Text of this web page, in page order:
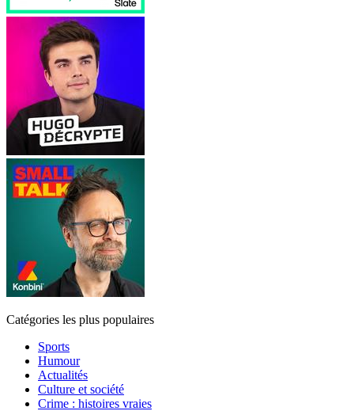
Catégories les plus populaires
Sports
Humour
Actualités
Culture et société
Crime : histoires vraies